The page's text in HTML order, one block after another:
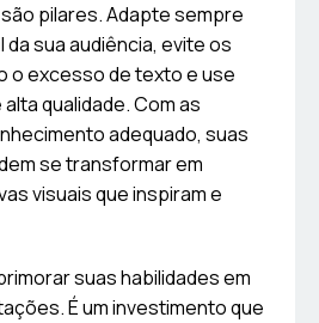
pilares. Adapte sempre
sua audiência, evite os
o excesso de texto e use
qualidade. Com as
adequado, suas
se transformar em
visuais que inspiram e
suas habilidades em
É um investimento que